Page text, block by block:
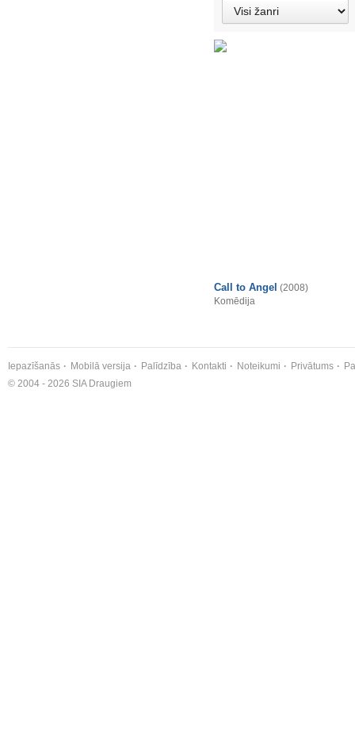
Call to Angel (2008)
Komēdija
Iepazīšanās Mobilā versija Palīdzība Kontakti Noteikumi Privātums
© 2004 - 2026 SIA Draugiem